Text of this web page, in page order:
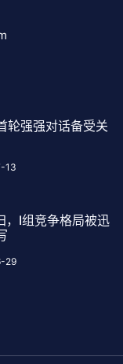
轮强强对话备受关
13
，I组竞争格局被迅
29